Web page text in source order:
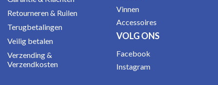
Retourneren & Ruilen
Terugbetalingen
Veilig betalen
Verzending &
Verzendkosten
Vinnen
Accessoires
VOLG ONS
Facebook
Instagram